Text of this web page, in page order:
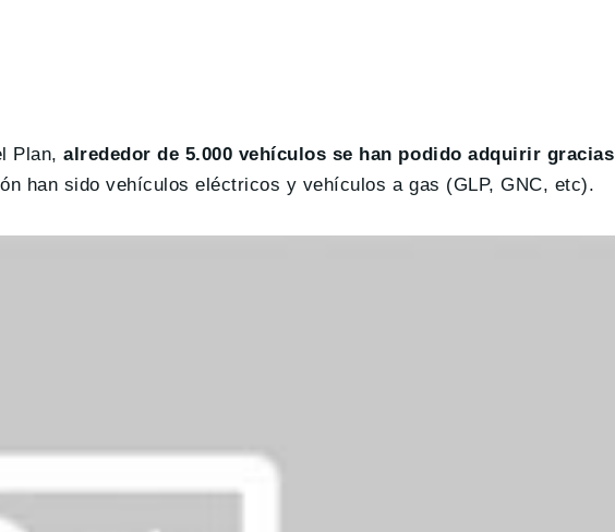
Plan,alrededor de 5.000 vehículos se han podido adquirir gracias
han sido vehículos eléctricos y vehículos a gas (GLP, GNC, etc).